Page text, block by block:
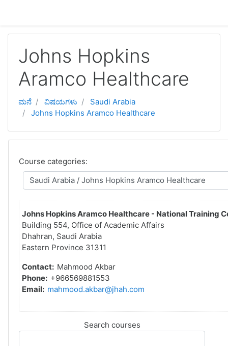
Johns Hopkins
Aramco Healthcare
ಮನೆ ವಿಷಯಗಳು
Saudi Arabia
Johns Hopkins Aramco Healthcare
Course categories:
Johns Hopkins Aramco Healthcare - National Training
Building 554, Office of Academic Affairs
Dhahran, Saudi Arabia
Eastern Province 31311
Contact: Mahmood Akbar
Phone: +966569881553
Email: mahmood.akbar@jhah.com
Search courses